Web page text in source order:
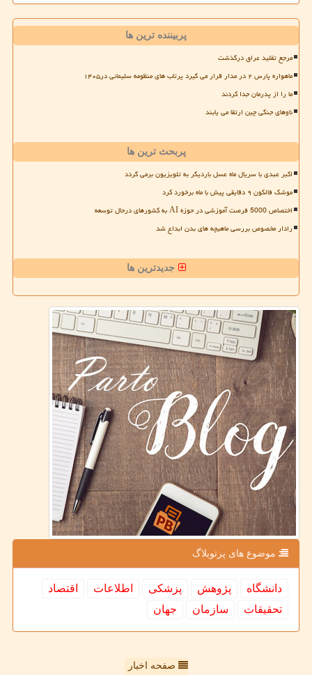
پربیننده ترین ها
مرجع تقلید عراق درگذشت
ماهواره پارس ۲ در مدار قرار می گیرد پرتاب های منظومه سلیمانی در۱۴۰۵
ما را از پدرمان جدا کردند
ناوهای جنگی چین ارتقا می یابند
پربحث ترین ها
اکبر عبدی با سریال ماه عسل باردیگر به تلویزیون برمی گردد
موشک فالکون ۹ دقایقی پیش با ماه برخورد کرد
اختصاص 5000 فرصت آموزشی در حوزه AI به کشورهای درحال توسعه
رادار مخصوص بررسی ماهیچه های بدن ابداع شد
جدیدترین ها
موضوع های پرتوبلاگ
دانشگاه پژوهش پزشكی اطلاعات
اقتصاد
تحقیقات
سازمان جهان
صفحه اخبار